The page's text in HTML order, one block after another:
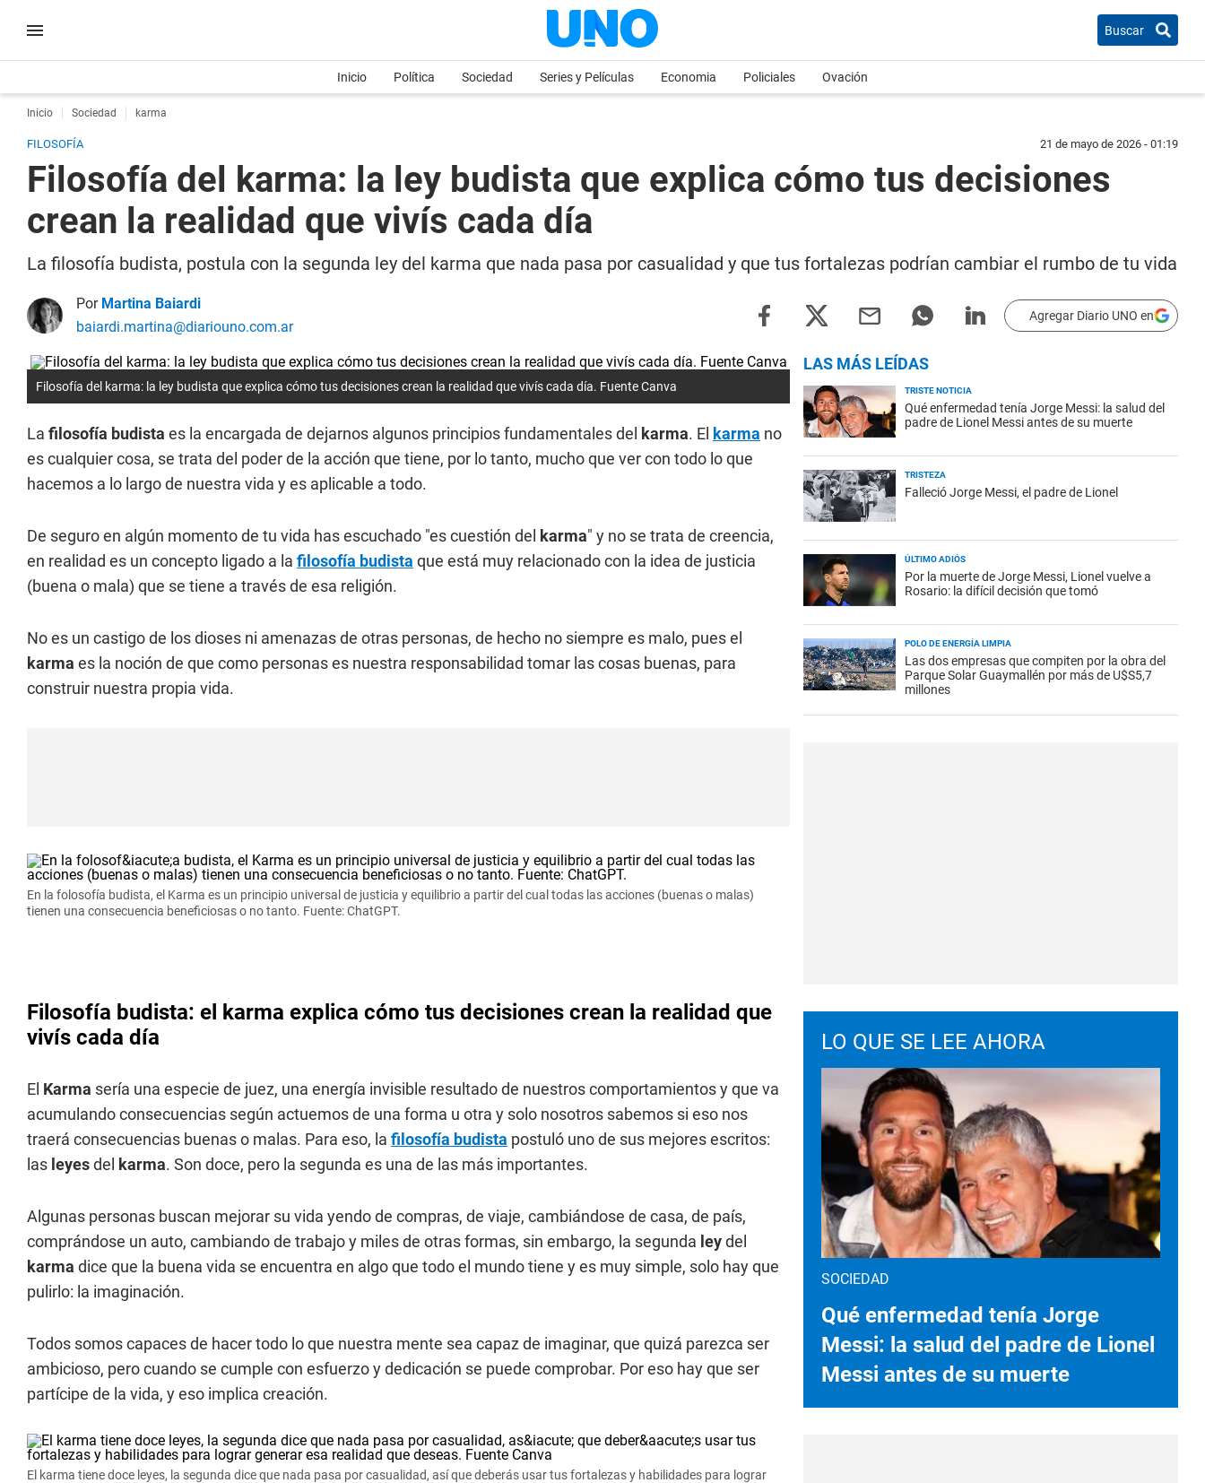
Buscar
Inicio Política Sociedad Series y Películas Economia Policiales Ovación
Inicio Sociedad karma
FILOSOFÍA 21 de mayo de 2026 - 01:19
Filosofía del karma: la ley budista que explica cómo tus decisiones
crean la realidad que vivís cada día
La filosofía budista, postula con la segunda ley del karma que nada pasa por casualidad y que tus fortalezas podrían cambiar el rumbo de tu vida
Por Martina Baiardi
baiardi.martina@diariouno.com.ar
Agregar Diario UNO en
Filosofía del karma: la ley budista que explica cómo tus decisiones crean la realidad que vivís cada día. Fuente Canva
La filosofía budista es la encargada de dejarnos algunos principios fundamentales del karma. El karma no
es cualquier cosa, se trata del poder de la acción que tiene, por lo tanto, mucho que ver con todo lo que
hacemos a lo largo de nuestra vida y es aplicable a todo.
De seguro en algún momento de tu vida has escuchado "es cuestión del karma" y no se trata de creencia,
en realidad es un concepto ligado a la filosofía budista que está muy relacionado con la idea de justicia
(buena o mala) que se tiene a través de esa religión.
No es un castigo de los dioses ni amenazas de otras personas, de hecho no siempre es malo, pues el
karma es la noción de que como personas es nuestra responsabilidad tomar las cosas buenas, para
construir nuestra propia vida.
En la folosofía budista, el Karma es un principio universal de justicia y equilibrio a partir del cual todas las acciones (buenas o malas)
tienen una consecuencia beneficiosas o no tanto. Fuente: ChatGPT.
Filosofía budista: el karma explica cómo tus decisiones crean la realidad que
vivís cada día
El Karma sería una especie de juez, una energía invisible resultado de nuestros comportamientos y que va
acumulando consecuencias según actuemos de una forma u otra y solo nosotros sabemos si eso nos
traerá consecuencias buenas o malas. Para eso, la filosofía budista postuló uno de sus mejores escritos:
las leyesdel karma. Son doce, pero la segunda es una de las más importantes.
Algunas personas buscan mejorar su vida yendo de compras, de viaje, cambiándose de casa, de país,
comprándose un auto, cambiando de trabajo y miles de otras formas, sin embargo, la segunda leydel
karma dice que la buena vida se encuentra en algo que todo el mundo tiene y es muy simple, solo hay que
pulirlo: la imaginación.
Todos somos capaces de hacer todo lo que nuestra mente sea capaz de imaginar, que quizá parezca ser
ambicioso, pero cuando se cumple con esfuerzo y dedicación se puede comprobar. Por eso hay que ser
partícipe de la vida, y eso implica creación.
El karma tiene doce leyes, la segunda dice que nada pasa por casualidad, así que deberás usar tus fortalezas y habilidades para lograr
LAS MÁS LEÍDAS
TRISTE NOTICIA
Qué enfermedad tenía Jorge Messi: la salud del
padre de Lionel Messi antes de su muerte
TRISTEZA
Falleció Jorge Messi, el padre de Lionel
ÚLTIMO ADIÓS
Por la muerte de Jorge Messi, Lionel vuelve a
Rosario: la difícil decisión que tomó
POLO DE ENERGÍA LIMPIA
Las dos empresas que compiten por la obra del
Parque Solar Guaymallén por más de U$S5,7
millones
LO QUE SE LEE AHORA
SOCIEDAD
Qué enfermedad tenía Jorge
Messi: la salud del padre de Lionel
Messi antes de su muerte